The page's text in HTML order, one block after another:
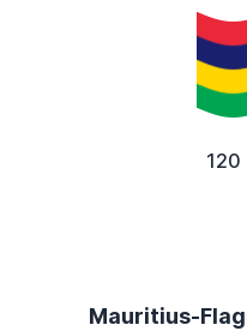
120
Mauritius-